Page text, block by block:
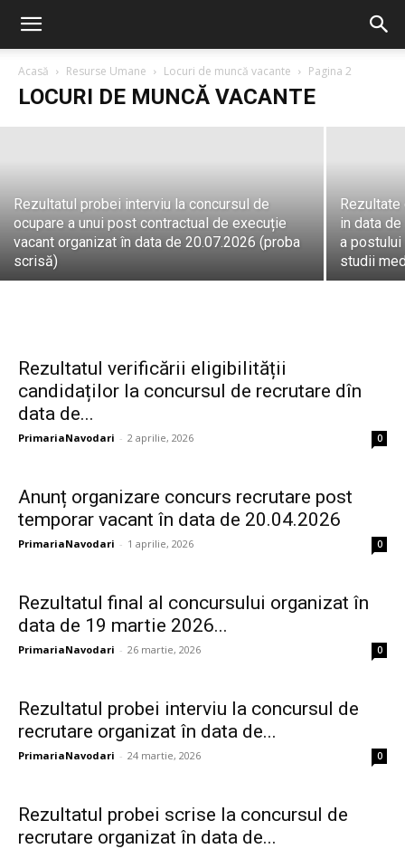
Acasă Resurse Umane Locuri de muncă vacante Pagina 2
LOCURI DE MUNCĂ VACANTE
ocupare a unui post contractual de
execuție vacant organizat în data de
20.07.2026 (proba scrisă)
PrimariaNavodari - 24 iulie, 2026
Rezultatul probei interviu la concursul de
ocupare a unui post contractual de execuție
vacant organizat în data de 20.07.2026 (proba
scrisă)
in data
a postului
studii
Rezultatul verificării eligibilității
candidaților la concursul de recrutare dîn
data de...
PrimariaNavodari - 2 aprilie, 2026 0
Anunț organizare concurs recrutare post
temporar vacant în data de 20.04.2026
PrimariaNavodari - 1 aprilie, 2026 0
Rezultatul final al concursului organizat în
data de 19 martie 2026...
PrimariaNavodari - 26 martie, 2026 0
Rezultatul probei interviu la concursul de
recrutare organizat în data de...
PrimariaNavodari - 24 martie, 2026 0
Rezultatul probei scrise la concursul de
recrutare organizat în data de...